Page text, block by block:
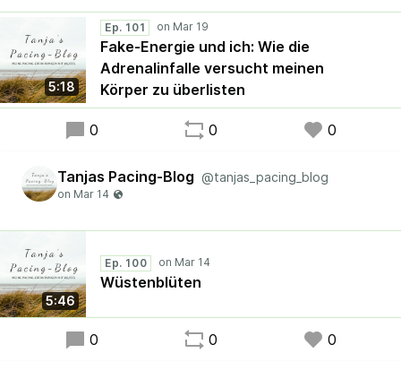
5:18
Ep. 101
Fake-Energie und ich: Wie die
Adrenalinfalle versucht meinen
Körper zu überlisten
0 0 0
Tanjas Pacing-Blog @tanjas_pacing_blog
5:46
Ep. 100
Wüstenblüten
0 0 0